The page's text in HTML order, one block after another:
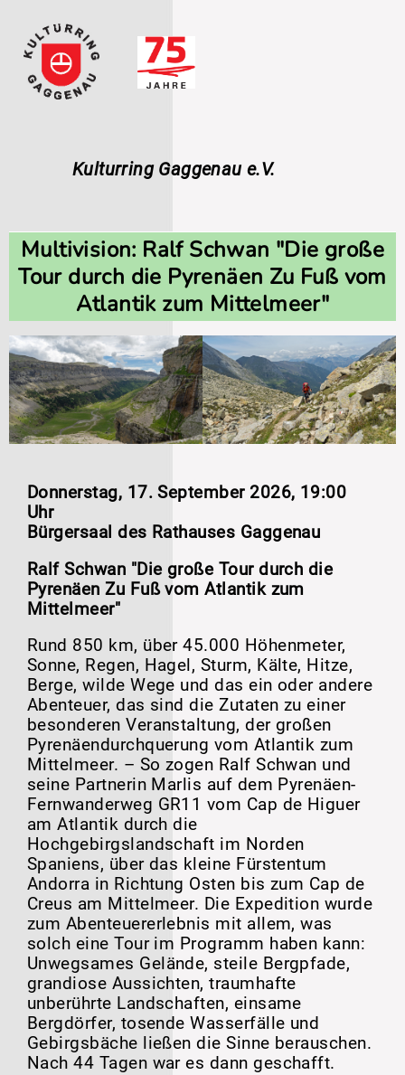
Kulturring Gaggenau e.V.
Multivision: Ralf Schwan "Die große
Tour durch die Pyrenäen Zu Fuß vom
Atlantik zum Mittelmeer"
Donnerstag, 17. September 2026, 19:00
Uhr
Bürgersaal des Rathauses Gaggenau
Ralf Schwan "Die große Tour durch die
Pyrenäen Zu Fuß vom Atlantik zum
Mittelmeer"
Rund 850 km, über 45.000 Höhenmeter,
Sonne, Regen, Hagel, Sturm, Kälte, Hitze,
Berge, wilde Wege und das ein oder andere
Abenteuer, das sind die Zutaten zu einer
besonderen Veranstaltung, der großen
Pyrenäendurchquerung vom Atlantik zum
Mittelmeer. – So zogen Ralf Schwan und
seine Partnerin Marlis auf dem Pyrenäen-
Fernwanderweg GR11 vom Cap de Higuer
am Atlantik durch die
Hochgebirgslandschaft im Norden
Spaniens, über das kleine Fürstentum
Andorra in Richtung Osten bis zum Cap de
Creus am Mittelmeer. Die Expedition wurde
zum Abenteuererlebnis mit allem, was
solch eine Tour im Programm haben kann:
Unwegsames Gelände, steile Bergpfade,
grandiose Aussichten, traumhafte
unberührte Landschaften, einsame
Bergdörfer, tosende Wasserfälle und
Gebirgsbäche ließen die Sinne berauschen.
Nach 44 Tagen war es dann geschafft.